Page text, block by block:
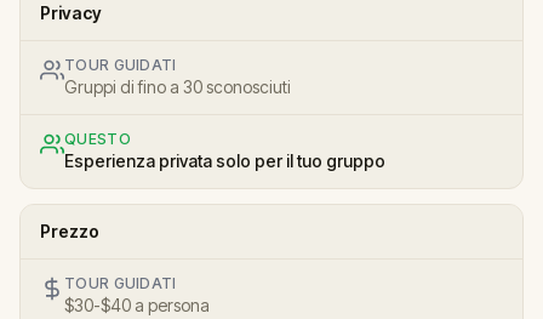
Privacy
TOUR GUIDATI
Gruppi di fino a 30 sconosciuti
QUESTO
Esperienza privata solo per il tuo gruppo
Prezzo
TOUR GUIDATI
$30-$40 a persona